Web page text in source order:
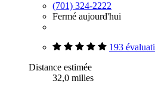
(701) 324-2222
Fermé aujourd'hui
193
Distance estimée
32,0 milles